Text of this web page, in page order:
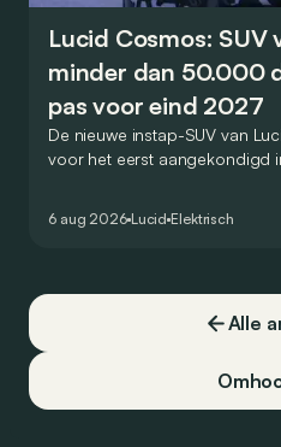
Lucid Cosmos: SUV
minder dan 50.000
pas voor eind 2027
De nieuwe instap-SUV van
voor het eerst aangekondigd
constructeur vervoegen.
6 aug 2026 Lucid Elektrisch
Alle